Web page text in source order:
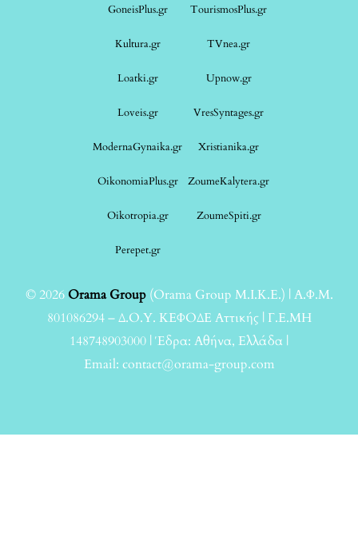
GoneisPlus.gr TourismosPlus.gr
Kultura.gr TVnea.gr
Loatki.gr Upnow.gr
Loveis.gr VresSyntages.gr
ModernaGynaika.gr Xristianika.gr
OikonomiaPlus.gr ZoumeKalytera.gr
Oikotropia.gr ZoumeSpiti.gr
Perepet.gr
© 2026Orama Group(Orama Group Μ.Ι.Κ.Ε.) | Α.Φ.Μ.
801086294 – Δ.Ο.Υ. ΚΕΦΟΔΕ Αττικής | Γ.Ε.ΜΗ
148748903000 | Έδρα: Αθήνα, Ελλάδα |
Email: contact@orama-group.com